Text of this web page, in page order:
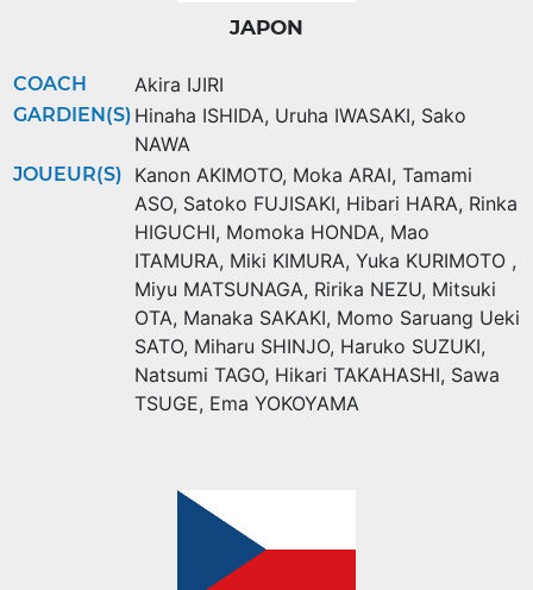
JAPON
COACH Akira IJIRI
GARDIEN(S) Hinaha ISHIDA, Uruha IWASAKI, Sako
NAWA
JOUEUR(S) Kanon AKIMOTO, Moka ARAI, Tamami
ASO, Satoko FUJISAKI, Hibari HARA, Rinka
HIGUCHI, Momoka HONDA, Mao
ITAMURA, Miki KIMURA, Yuka KURIMOTO ,
Miyu MATSUNAGA, Ririka NEZU, Mitsuki
OTA, Manaka SAKAKI, Momo Saruang Ueki
SATO, Miharu SHINJO, Haruko SUZUKI,
Natsumi TAGO, Hikari TAKAHASHI, Sawa
TSUGE, Ema YOKOYAMA